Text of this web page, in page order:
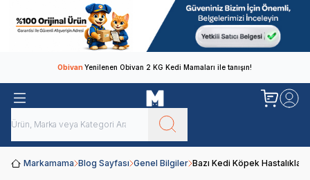
ObivanYenilenen Obivan 2 KG Kedi Mamaları ile tanışın!
Markamama Blog Sayfası Genel Bilgiler Bazı Kedi Köpek